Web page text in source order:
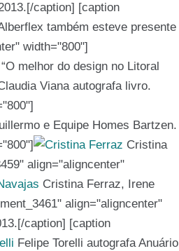
caption] [caption
também esteve presente
width="800"]
melhor do design no Litoral
Viana autografa livro.
e Equipe Homes Bartzen.
Cristina
align="aligncenter"
Cristina Ferraz, Irene
align="aligncenter"
caption] [caption
Felipe Torelli autografa Anuário